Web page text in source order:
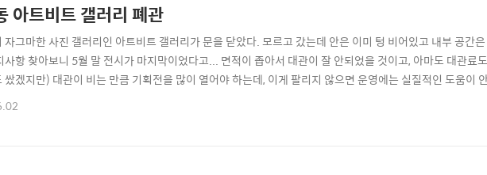
아트비트 갤러리 폐관
자그마한 사진 갤러리인 아트비트 갤러리가 문을 닫았다. 모르고 갔는데 안은 이미 텅 비어있고 내부 공간
사항 찾아보니 5월 말 전시가 마지막이었다고... 면적이 좁아서 대관이 잘 안되었을 것이고, 아마도 대관료
쌌겠지만) 대관이 비는 만큼 기획전을 많이 열어야 하는데, 이게 팔리지 않으면 운영에는 실질적인 도움이
요즘은 참 쉬운게 없다.